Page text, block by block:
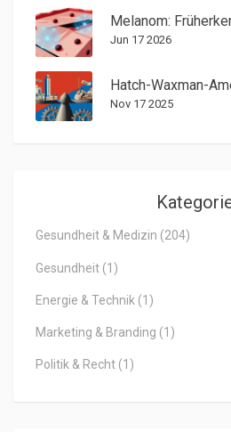
Jun 17 2026
Nov 17 2025
Gesundheit & Medizin (204)
Gesundheit (1)
Energie & Technik (1)
Marketing & Branding (1)
Politik & Recht (1)